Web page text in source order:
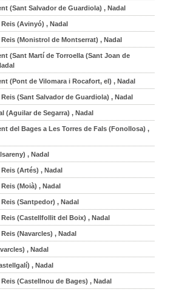
(Sant Salvador de Guardiola) , Nadal
(Avinyó) , Nadal
Reis (Monistrol de Montserrat) , Nadal
(Sant Martí de Torroella (Sant Joan de
(Pont de Vilomara i Rocafort, el) , Nadal
(Sant Salvador de Guardiola) , Nadal
(Aguilar de Segarra) , Nadal
del Bages a Les Torres de Fals (Fonollosa) ,
, Nadal
(Artés) , Nadal
(Moià) , Nadal
(Santpedor) , Nadal
Reis (Castellfollit del Boix) , Nadal
(Navarcles) , Nadal
, Nadal
, Nadal
(Castellnou de Bages) , Nadal